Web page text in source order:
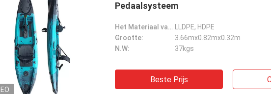
Pedaalsysteem
Het Materiaal van Hull:
LLDPE, HDPE
Grootte:
3.66mx0.82mx0.32m
N.W:
37kgs
Beste Prijs